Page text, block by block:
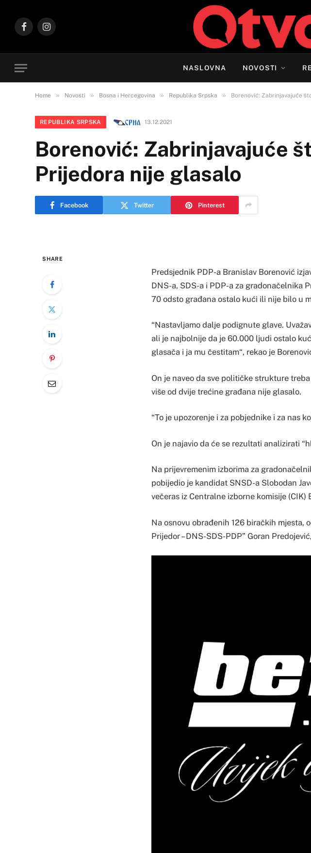
FacebookInstagram
NASLOVNA NOVOSTI
Home » Novosti » Bosna i Hercegovina » Republika Srpska » Borenović: Zabrinjavajuće
REPUBLIKA SRPSKA 13.12.2021
Borenović: Zabrinjavajuće
Prijedora nije glasalo
Facebook Twitter Pinterest
SHARE
Predsjednik PDP-a Branislav Borenović
DNS-a, SDS-a i PDP-a za gradonačelnika
70 odsto građana ostalo kući ili nije bilo u
“Nastavljamo dalje podignute glave.
ali je najbolnije da je 60.000 ljudi ostalo
glasača i ja mu čestitam“, rekao je
On je naveo da sve političke strukture
više od dvije trećine građana nije glasalo.
“To je upozorenje i za pobjednike i za nas
On je najavio da će se rezultati analizirati
Na prijevremenim izborima za
pobijedio je kandidat SNSD-a Slobodan
večeras iz Centralne izborne komisije (CIK)
Na osnovu obrađenih 126 biračkih mjesta,
Prijedor – DNS-SDS-PDP” Goran